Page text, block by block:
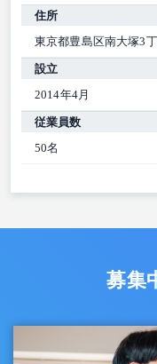
住所
東京都豊島区南大塚3
設立
2014年4月
従業員数
50名
募集